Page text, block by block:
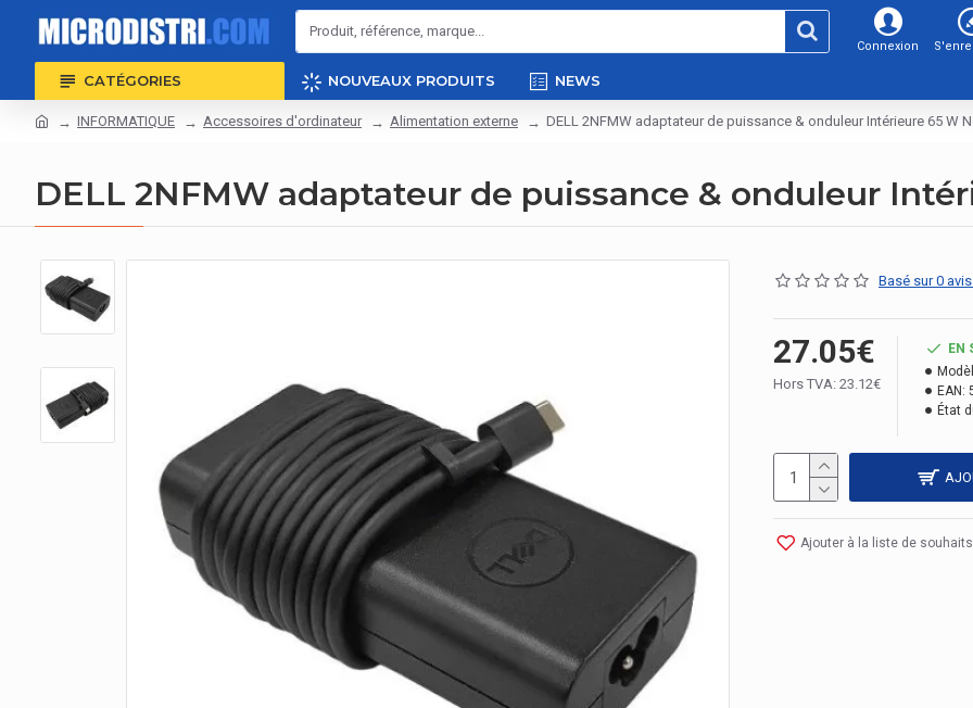
Connexion
CATÉGORIES NOUVEAUX PRODUITS NEWS
INFORMATIQUE Accessoires d'ordinateur Alimentation externe DELL 2NFMW adaptateur de puissance & onduleur Intérieure 65 W
DELL 2NFMW adaptateur de puissance & onduleur
Basé sur 0
27.05€
Hors TVA: 23.12€
EN
EAN:
État
Ajouter à la liste de souhaits